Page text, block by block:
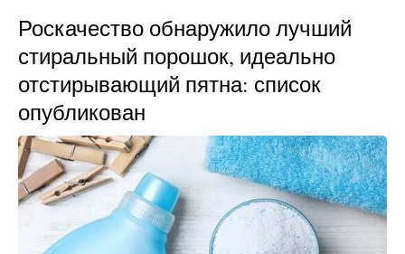
Роскачество обнаружило лучший
стиральный порошок, идеально
отстирывающий пятна: список
опубликован